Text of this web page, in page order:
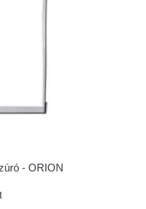
- ORION